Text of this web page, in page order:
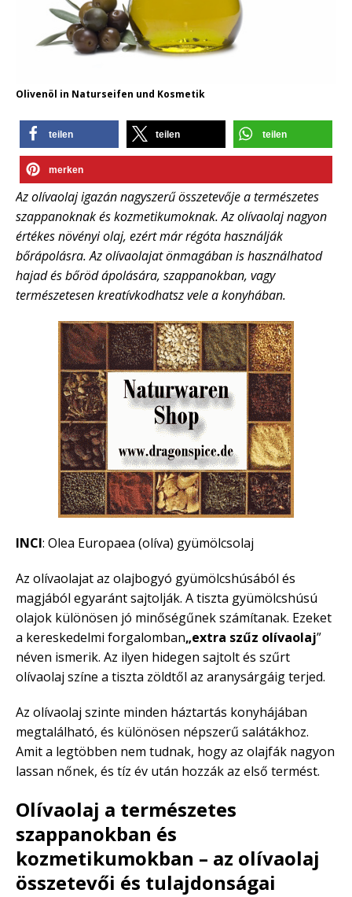
Olivenöl in Naturseifen und Kosmetik
teilen teilen teilen
merken
Az olívaolaj igazán nagyszerű összetevője a természetes
szappanoknak és kozmetikumoknak. Az olívaolaj nagyon
értékes növényi olaj, ezért már régóta használják
bőrápolásra. Az olívaolajat önmagában is használhatod
hajad és bőröd ápolására, szappanokban, vagy
természetesen kreatívkodhatsz vele a konyhában.
INCI: Olea Europaea (olíva) gyümölcsolaj
Az olívaolajat az olajbogyó gyümölcshúsából és
magjából egyaránt sajtolják. A tiszta gyümölcshúsú
olajok különösen jó minőségűnek számítanak. Ezeket
a kereskedelmi forgalomban„extra szűz olívaolaj”
néven ismerik. Az ilyen hidegen sajtolt és szűrt
olívaolaj színe a tiszta zöldtől az aranysárgáig terjed.
Az olívaolaj szinte minden háztartás konyhájában
megtalálható, és különösen népszerű salátákhoz.
Amit a legtöbben nem tudnak, hogy az olajfák nagyon
lassan nőnek, és tíz év után hozzák az első termést.
Olívaolaj a természetes
szappanokban és
kozmetikumokban – az olívaolaj
összetevői és tulajdonságai